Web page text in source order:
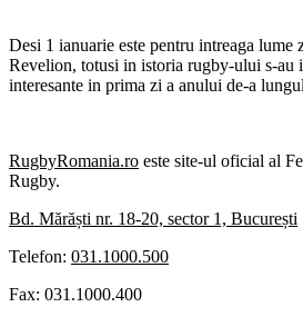
Desi 1 ianuarie este pentru intreaga lume
Revelion, totusi in istoria rugby-ului s-au
interesante in prima zi a anului de-a
RugbyRomania.ro este site-ul oficial al
Rugby.
Bd. Mărăști nr. 18-20, sector 1, București
Telefon: 031.1000.500
Fax: 031.1000.400